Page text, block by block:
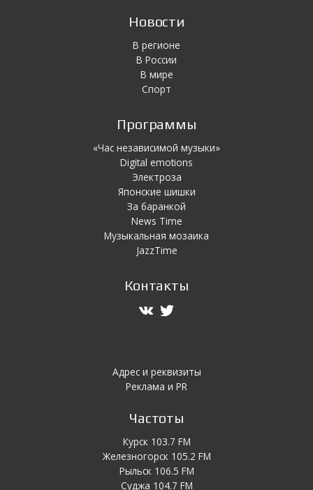
Новости
В регионе
В России
В мире
Спорт
Программы
«Час независимой музыки»
Digital emotions
Электроза
Японскиe шишки
За баранкой
News Time
Музыкальная мозаика
JazzTime
Контакты
Адрес и реквизиты
Реклама и PR
Частоты
Курск 103.7 FM
Железногорск 105.2 FM
Рыльск 106.5 FM
Суджа 104.7 FM